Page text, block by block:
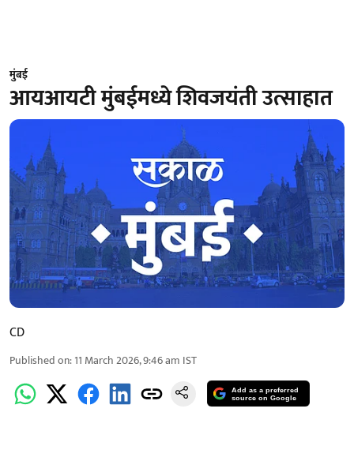
मुंबई
आयआयटी मुंबईमध्ये शिवजयंती उत्साहात
CD
Published on:11 March 2026, 9:46 am IST
Add as a preferred
source on Google